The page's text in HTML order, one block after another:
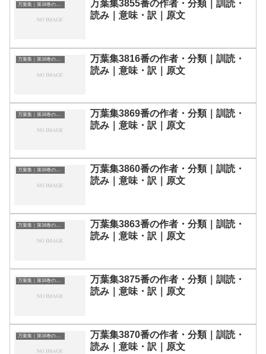
万葉集｜第16巻の和歌一覧
万葉集3855番の作者・分類｜訓読・
読み｜意味・訳｜原文
万葉集｜第16巻の和歌一覧
万葉集3816番の作者・分類｜訓読・
読み｜意味・訳｜原文
万葉集｜第16巻の和歌一覧
万葉集3869番の作者・分類｜訓読・
読み｜意味・訳｜原文
万葉集｜第16巻の和歌一覧
万葉集3860番の作者・分類｜訓読・
読み｜意味・訳｜原文
万葉集｜第16巻の和歌一覧
万葉集3863番の作者・分類｜訓読・
読み｜意味・訳｜原文
万葉集｜第16巻の和歌一覧
万葉集3875番の作者・分類｜訓読・
読み｜意味・訳｜原文
万葉集｜第16巻の和歌一覧
万葉集3870番の作者・分類｜訓読・
読み｜意味・訳｜原文